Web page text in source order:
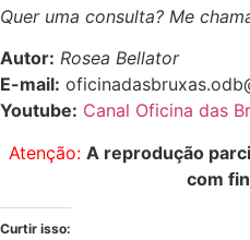
Quer uma consulta? Me
Autor: Rosea Bellator
E-mail:
Youtube: Canal Oficina das
Atenção: A reprodução
com
Curtir isso: